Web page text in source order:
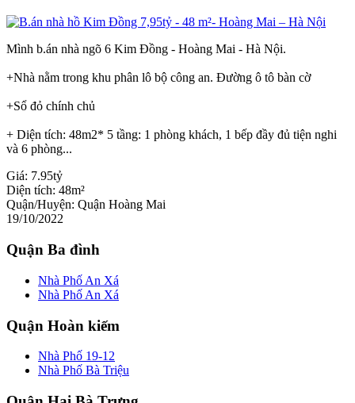
Mình b.án nhà ngõ 6 Kim Đồng - Hoàng Mai - Hà Nội.
+Nhà nằm trong khu phân lô bộ công an. Đường ô tô bàn cờ
+Sổ đỏ chính chủ
+ Diện tích: 48m2* 5 tầng: 1 phòng khách, 1 bếp đầy đủ tiện nghi
và 6 phòng...
Giá: 7.95tỷ
Diện tích: 48m²
Quận/Huyện: Quận Hoàng Mai
19/10/2022
Quận Ba đình
Nhà Phố An Xá
Nhà Phố An Xá
Quận Hoàn kiếm
Nhà Phố 19-12
Nhà Phố Bà Triệu